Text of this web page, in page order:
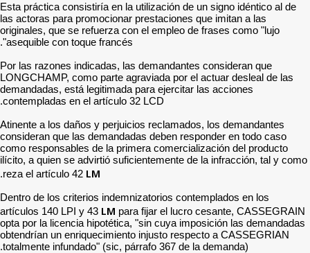
Esta práctica consistiría
las actoras para
originales, que se
Por las razones
LONGCHAMP, como
demandadas, está
Atinente a los daños y
consideran que las
como responsables de la
ilícito, a quien se advirtió
Dentro de los criterios
artículos 140 LPI y 43LM
opta por la licencia
obtendrían un
totalmente infundado"